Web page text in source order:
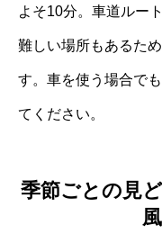
よそ10分。車道ルー
難しい場所もあるた
す。車を使う場合で
てください。
季節ごとの見